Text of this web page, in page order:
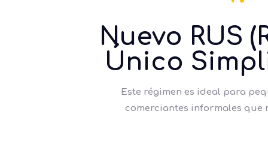
Nuevo RUS
Único
Este régimen es ideal para
comerciantes informales que